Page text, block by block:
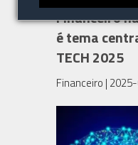
Financeiro
é tema
TECH 2025
Financeiro |